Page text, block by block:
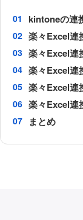
kintoneの連
楽々Excel連
楽々Excel連
楽々Excel連
楽々Excel連
楽々Excel連
まとめ